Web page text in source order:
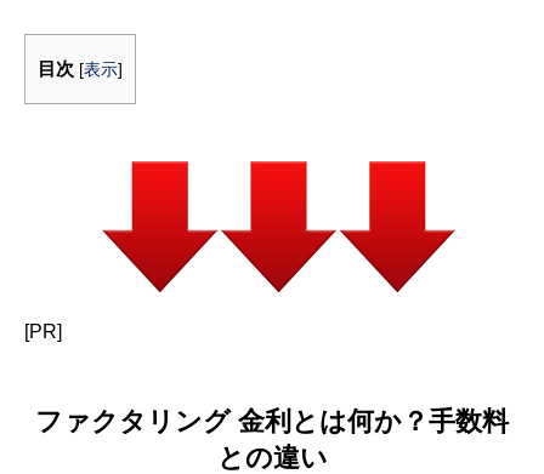
目次 [表示]
[PR]
ファクタリング 金利とは何か？手数料
との違い